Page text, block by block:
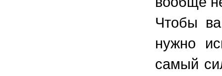
Чтобы
нужно
самый